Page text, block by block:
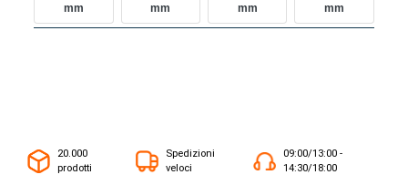
Mm
Mm
Mm
Mm
20.000
prodotti
Spedizioni
veloci
09:00/13:00 -
14:30/18:00